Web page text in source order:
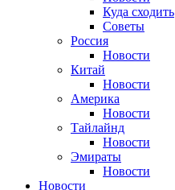
Куда сходить
Советы
Россия
Новости
Китай
Новости
Америка
Новости
Тайлайнд
Новости
Эмираты
Новости
Новости